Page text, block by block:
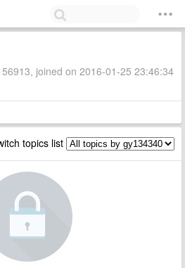
joined on 2016-01-25 23:46:34
topics list